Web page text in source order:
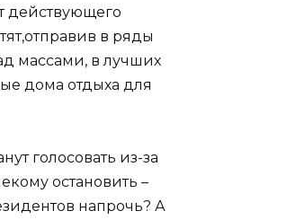
действующего
в ряды
массами, в лучших
дома отдыха для
голосовать из-за
остановить –
напрочь? А